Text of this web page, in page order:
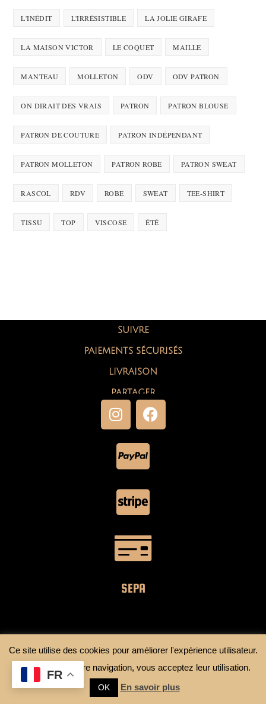
L'INÉDIT L'IRRÉSISTIBLE LA JOLIE GIRAFE
LA MAISON VICTOR LE COQUET MAILLE
MANTEAU MOLLETON ODV ODV PATRON
ON DIRAIT DES VRAIS PATRON PATRON BLOUSE
PATRON DE COUTURE PATRON INDÉPENDANT
PATRON MOLLETON PATRON ROBE PATRON SWEAT
RASCOL RDV ROBE SWEAT TEE-SHIRT
TISSU TOP VISCOSE ÉTÉ
SUIVRE
PAIEMENTS SÉCURISÉS
LIVRAISON
PARTAGER
SEPA
Mondial Relay
Ce site utilise des cookies pour améliorer l'expérience utilisateur.
En continuant votre navigation, vous acceptez leur utilisation.
OK En savoir plus
FR